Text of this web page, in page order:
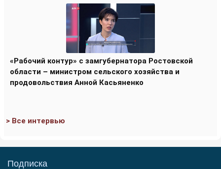
«Рабочий контур» с замгубернатора Ростовской
области – министром сельского хозяйства и
продовольствия Анной Касьяненко
> Все интервью
Подписка